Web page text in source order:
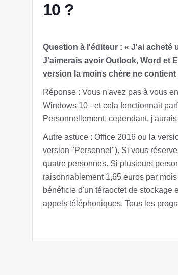
10 ?
Question à l'éditeur : « J'ai acheté
J'aimerais avoir Outlook, Word et
version la moins chère ne
Réponse : Vous n'avez pas à vous
Windows 10 - et cela fonctionnait
Personnellement, cependant,
Autre astuce : Office 2016 ou la
version "Personnel"). Si vous
quatre personnes. Si plusieurs
raisonnablement 1,65 euros par
bénéficie d'un téraoctet de stockage
appels téléphoniques. Tous les